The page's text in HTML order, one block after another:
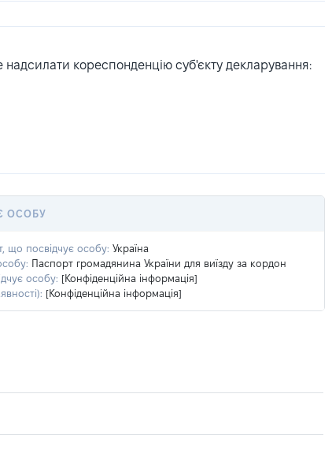
кореспонденцію суб'єкту декларування:
ОСОБУ
що посвідчує особу: Україна
Паспорт громадянина України для виїзду за кордон
особу: [Конфіденційна інформація]
[Конфіденційна інформація]